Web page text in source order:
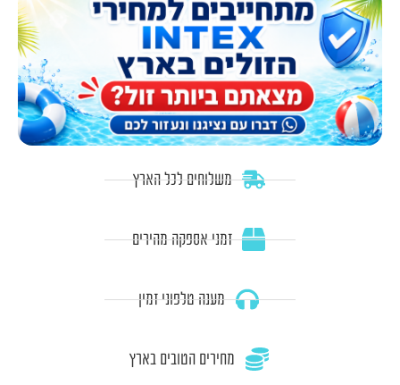
משלוחים לכל הארץ
זמני אספקה מהירים
מענה טלפוני זמין
מחירים הטובים בארץ